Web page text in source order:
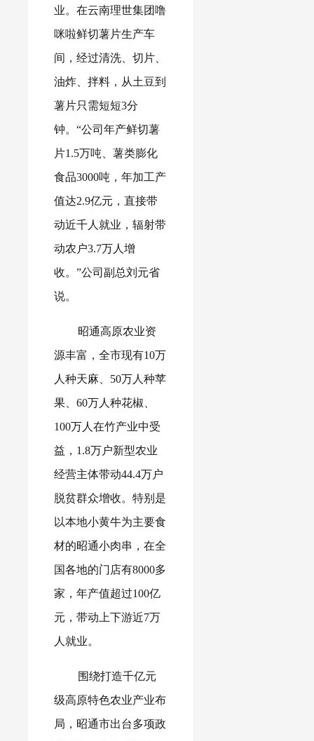
业。在云南理世集团噜
咪啦鲜切薯片生产车
间，经过清洗、切片、
油炸、拌料，从土豆到
薯片只需短短3分
钟。“公司年产鲜切薯
片1.5万吨、薯类膨化
食品3000吨，年加工产
值达2.9亿元，直接带
动近千人就业，辐射带
动农户3.7万人增
收。”公司副总刘元省
说。
昭通高原农业资
源丰富，全市现有10万
人种天麻、50万人种苹
果、60万人种花椒、
100万人在竹产业中受
益，1.8万户新型农业
经营主体带动44.4万户
脱贫群众增收。特别是
以本地小黄牛为主要食
材的昭通小肉串，在全
国各地的门店有8000多
家，年产值超过100亿
元，带动上下游近7万
人就业。
围绕打造千亿元
级高原特色农业产业布
局，昭通市出台多项政